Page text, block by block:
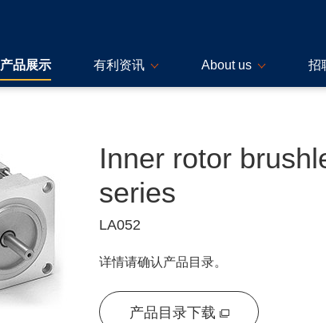
产品展示 有利资讯 About us 招
Inner rotor
series
LA052
详情请确认产品目录。
产品目录下载